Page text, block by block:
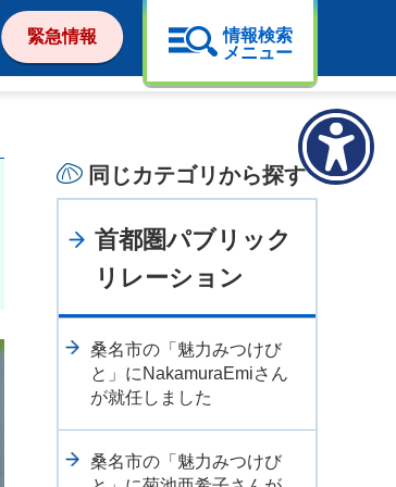
緊急情報
情報検索
メニュー
同じカテゴリから探す
首都圏パブリック
リレーション
桑名市の「魅力みつけび
と」にNakamuraEmiさん
が就任しました
桑名市の「魅力みつけび